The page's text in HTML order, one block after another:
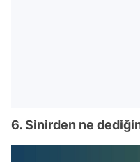
6. Sinirden ne